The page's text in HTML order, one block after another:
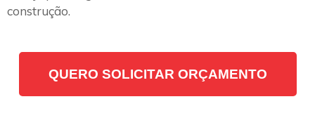
construção.
QUERO SOLICITAR ORÇAMENTO